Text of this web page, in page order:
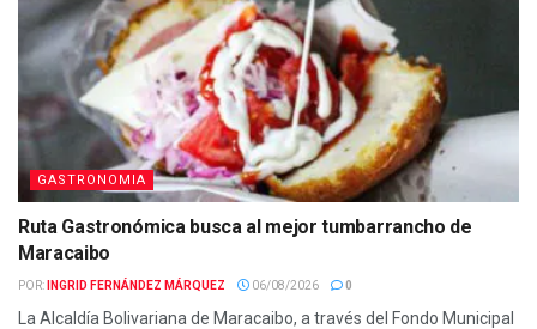
GASTRONOMIA
Ruta Gastronómica busca al mejor tumbarrancho de
Maracaibo
POR: INGRID FERNÁNDEZ MÁRQUEZ 06/08/2026 0
La Alcaldía Bolivariana de Maracaibo, a través del Fondo Municipal